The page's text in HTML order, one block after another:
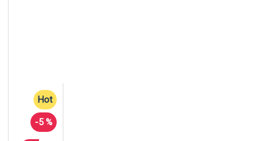
Hot
-5 %